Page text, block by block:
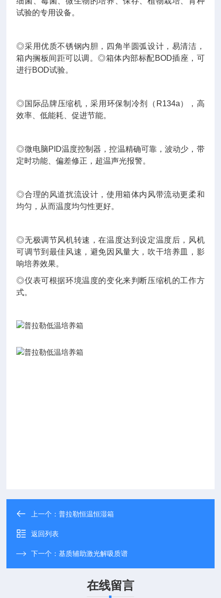
试验的专用设备。
◎采用优质不锈钢内胆，四角半圆弧设计，易清洁，
箱内搁板间距可以调。◎箱体内部标配BOD插座，可
进行BOD试验。
◎国际品牌压缩机，采用环保制冷剂（R134a），高
效率、低能耗、促进节能。
◎微电脑PID温度控制器，控温精确可靠，波动少，带
定时功能、偏差修正，超温声光报警。
◎合理的风道扰流设计，使用箱体内风带流动更柔和
均匀，从而温度均匀性更好。
◎无极调节风机转速，在温度达到设定温度后，风机
可调节到最佳风速，避免因风量大，吹干培养皿，影
响培养效果。
◎仪表可根据环境温度的变化来判断压缩机的工作方
式。
上一个：普拉勒恒温恒湿箱
返回列表
下一个：基质辅助激光解吸质谱
在线留言